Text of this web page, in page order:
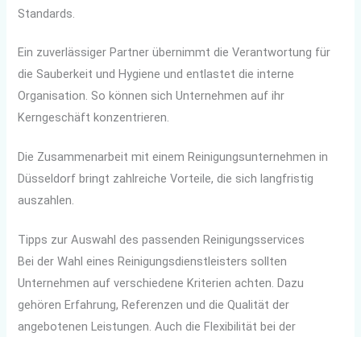
Standards.
Ein zuverlässiger Partner übernimmt die Verantwortung für
die Sauberkeit und Hygiene und entlastet die interne
Organisation. So können sich Unternehmen auf ihr
Kerngeschäft konzentrieren.
Die Zusammenarbeit mit einem Reinigungsunternehmen in
Düsseldorf bringt zahlreiche Vorteile, die sich langfristig
auszahlen.
Tipps zur Auswahl des passenden Reinigungsservices
Bei der Wahl eines Reinigungsdienstleisters sollten
Unternehmen auf verschiedene Kriterien achten. Dazu
gehören Erfahrung, Referenzen und die Qualität der
angebotenen Leistungen. Auch die Flexibilität bei der